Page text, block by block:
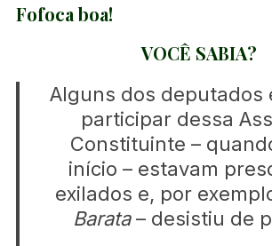
Fofoca boa!
VOCÊ SABIA?
Alguns dos deputados
participar dessa
Constituinte –
início – estavam
exilados e, por
Barata– desistiu de